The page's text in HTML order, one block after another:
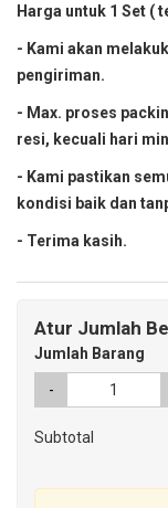
Harga untuk 1 Set (
- Kami akan
pengiriman.
- Max. proses
resi, kecuali hari
- Kami pastikan
kondisi baik dan
- Terima kasih.
Atur Jumlah
Jumlah Barang
-
Subtotal